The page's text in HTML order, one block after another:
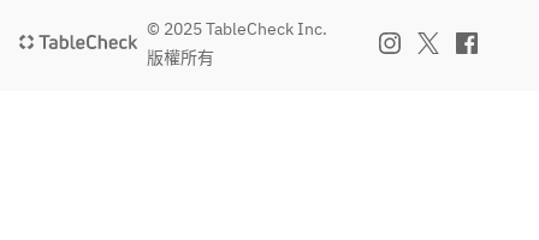
© 2025 TableCheck Inc.
版權所有